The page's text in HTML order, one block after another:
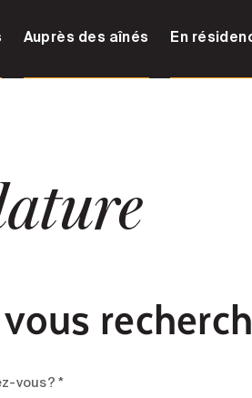
Auprès des aînés En
vous? *